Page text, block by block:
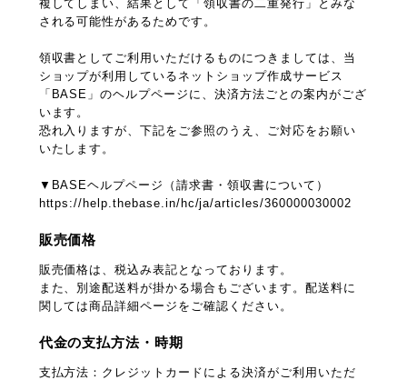
複してしまい、結果として「領収書の二重発行」とみな
される可能性があるためです。
領収書としてご利用いただけるものにつきましては、当
ショップが利用しているネットショップ作成サービス
「BASE」のヘルプページに、決済方法ごとの案内がござ
います。
恐れ入りますが、下記をご参照のうえ、ご対応をお願い
いたします。
▼BASEヘルプページ（請求書・領収書について）
https://help.thebase.in/hc/ja/articles/360000030002
販売価格
販売価格は、税込み表記となっております。
また、別途配送料が掛かる場合もございます。配送料に
関しては商品詳細ページをご確認ください。
代金の支払方法・時期
支払方法：クレジットカードによる決済がご利用いただ